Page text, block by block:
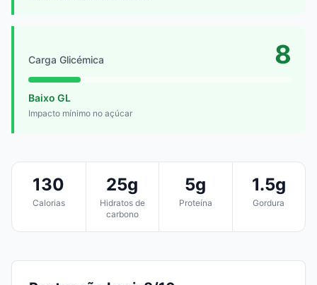
Carga Glicémica 8
Baixo GL
Impacto mínimo no açúcar
130
Calorias
25g
Hidratos de
carbono
5g
Proteína
1.5g
Gordura